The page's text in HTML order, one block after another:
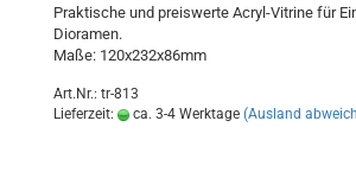
Praktische und preiswerte Acryl-Vitrine für
Dioramen.
Maße: 120x232x86mm
Art.Nr.: tr-813
Lieferzeit:
ca. 3-4 Werktage (Ausland